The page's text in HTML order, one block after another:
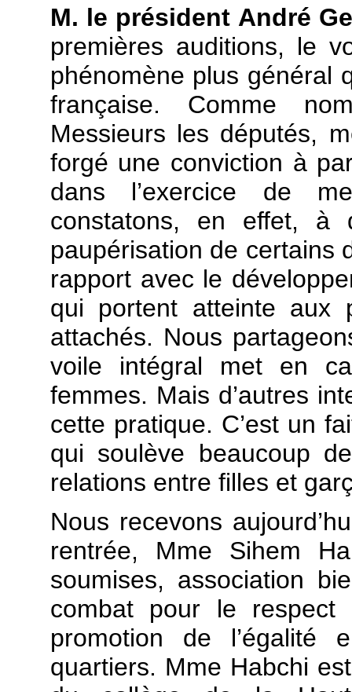
M. le président André
premières auditions, le
phénomène plus général
française. Comme
Messieurs les députés,
forgé une conviction à
dans l’exercice de
constatons, en effet, à
paupérisation de certains
rapport avec le
qui portent atteinte aux
attachés. Nous
voile intégral met en
femmes. Mais d’autres
cette pratique. C’est un
qui soulève beaucoup
relations entre filles et
Nous recevons
rentrée, Mme Sihem
soumises, association
combat pour le
promotion de l’égalité
quartiers. Mme Habchi